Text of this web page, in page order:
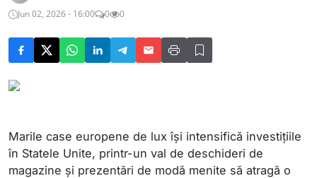
Jun 02, 2026 - 16:00
0 0
Marile case europene de lux își intensifică investițiile
în Statele Unite, printr-un val de deschideri de
magazine și prezentări de modă menite să atragă o